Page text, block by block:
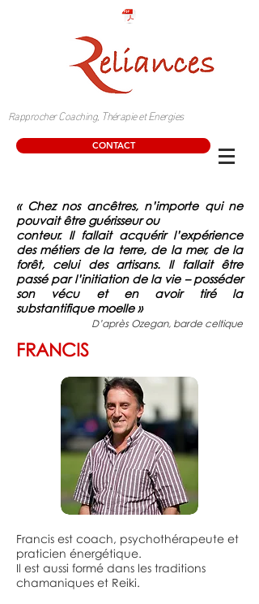
CONTACT
RapprocherCoaching, Thérapie etEnergies
Francis est coach, psychothérapeute et
praticien énergétique.
Il est aussi formé dans les traditions
chamaniques et Reiki.
« Chez nos ancêtres, n’importe qui ne
pouvait être guérisseur ou
conteur. Il fallait acquérir l’expérience
des métiers de la terre, de la mer, de la
forêt, celui des artisans. Il fallait être
passé par l’initiation de la vie – posséder
son vécu et en avoir tiré la
substantifique moelle »
D’après Ozegan, barde celtique
FRANCIS